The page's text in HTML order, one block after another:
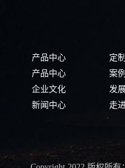
产品中心
定
产品中心
案
企业文化
发
新闻中心
走